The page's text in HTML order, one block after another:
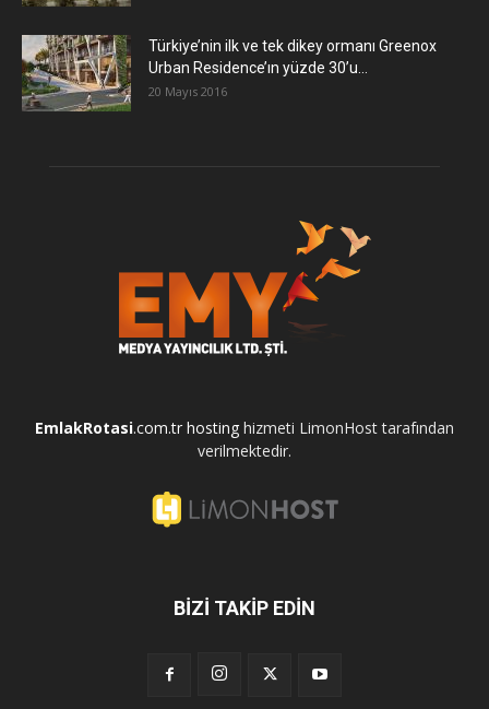
Türkiye’nin ilk ve tek dikey ormanı Greenox
Urban Residence’ın yüzde 30’u...
20 Mayıs 2016
EmlakRotasi.com.tr hosting hizmeti LimonHost tarafından
verilmektedir.
BİZİ TAKİP EDİN